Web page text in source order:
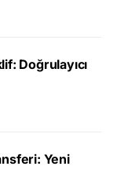
Doğrulayıcı
Yeni